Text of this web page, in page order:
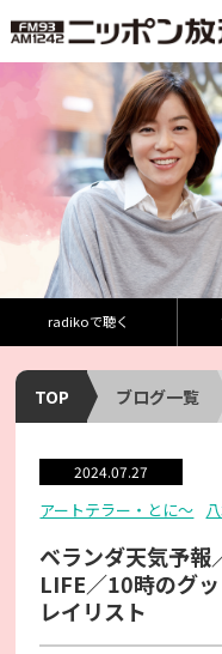
radikoで聴く
TOP ブログ一覧
2024.07.27
アートテラー・とに～
ベランダ天気予報
LIFE／10時のグ
レイリスト